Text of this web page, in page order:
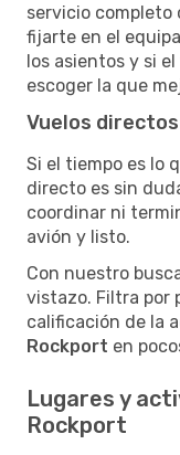
servicio completo
fijarte en el
los asientos y si
escoger la que
Vuelos
Si el tiempo es lo
directo es sin
coordinar ni
avión y listo.
Con nuestro
vistazo. Filtra por
calificación de la
Rockport en
Lugares y
Rockport